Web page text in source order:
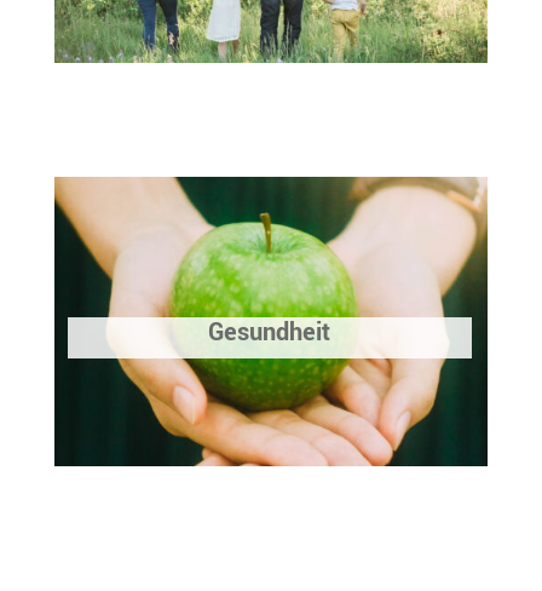
Gesundheit